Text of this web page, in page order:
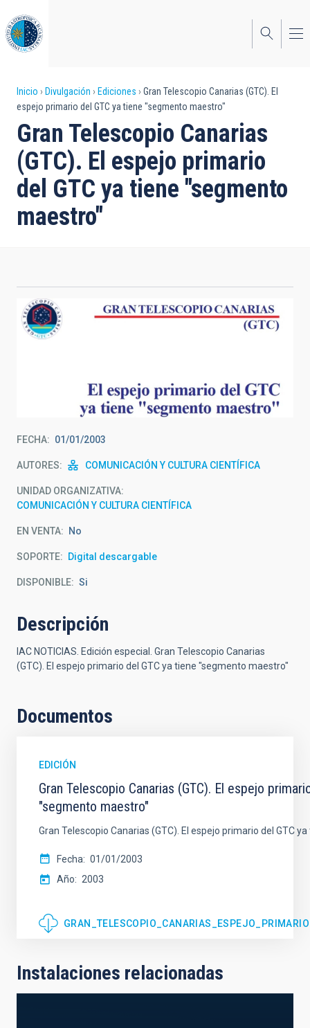
al
contenido
principal
Sobrescribir
enlaces
de
ayuda
a
la
Inicio Divulgación Ediciones
Gran Telescopio Canarias (GTC). El
espejo primario del GTC ya tiene "segmento maestro"
Gran Telescopio Canarias
(GTC). El espejo primario
del GTC ya tiene "segmento
maestro"
FECHA 01/01/2003
AUTORES COMUNICACIÓN Y CULTURA CIENTÍFICA
UNIDAD ORGANIZATIVA
COMUNICACIÓN Y CULTURA CIENTÍFICA
EN VENTA No
SOPORTE Digital descargable
DISPONIBLE Si
Descripción
IAC NOTICIAS. Edición especial. Gran Telescopio Canarias
(GTC). El espejo primario del GTC ya tiene "segmento maestro"
Documentos
EDICIÓN
Gran Telescopio Canarias (GTC). El espejo
"segmento maestro"
Gran Telescopio Canarias (GTC). El espejo primario del GTC
Fecha
01/01/2003
Año
2003
Instalaciones relacionadas